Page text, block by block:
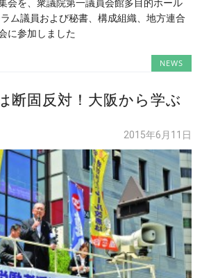
会を、衆議院第一議員会館多目的ホール
ム議員および秘書、構成組織、地方連合
に参加しました
NEWS
断固反対！大阪から学ぶ
2015年6月11日